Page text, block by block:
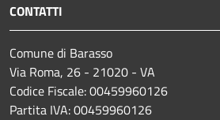
CONTATTI
Comune di Barasso
Via Roma, 26 - 21020 - VA
Codice Fiscale: 00459960126
Partita IVA: 00459960126